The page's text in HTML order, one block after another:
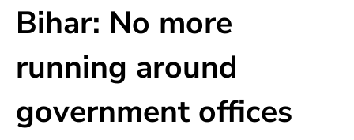
Bihar: No more
running around
government offices